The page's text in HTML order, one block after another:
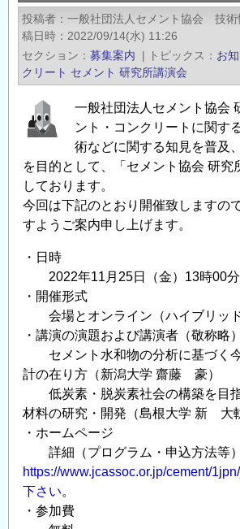
ン
ト
協
会
研
究
所
演
会』
の
ご
案
の
投稿者 一般社団法人セメント協会 技術
稿日時
2022/09/14(水) 11:26
セクション
募集案内 | トピックス お
クリート セメント 研究所講演会
一般社団法人セメント協会
ント・コンクリートに関す
術などに関する知見を普及
を目的として、「セメント協会 研究
しております。
今回は下記のとおり開催致しますの
すようご案内申し上げます。
・日時
2022年11月25日（金）13時00分
・開催形式
会場とオンライン（ハイブリッド
・講演の演題および講演者（敬称略
セメント水和物の分析に基づく
計の在り方（新潟大学 齋藤 豪）
低炭素・脱炭素社会の構築を目
材料の研究・開発（島根大学 新 大
・ホームページ
詳細（プログラム・申込方法等
https://www.jcassoc.or.jp/cement/
下さい。
・参加費